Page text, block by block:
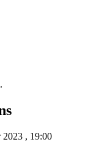
2023 , 19:00